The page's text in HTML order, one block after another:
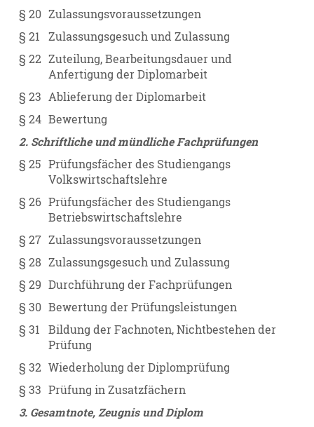
§ 20 Zulassungsvoraussetzungen
§ 21
Zulassungsgesuch und Zulassung
§ 22 Zuteilung, Bearbeitungsdauer und
Anfertigung der Diplomarbeit
§ 23 Ablieferung der Diplomarbeit
§ 24 Bewertung
2. Schriftliche und mündliche Fachprüfungen
§ 25 Prüfungsfächer des Studiengangs
Volkswirtschaftslehre
§ 26 Prüfungsfächer des Studiengangs
Betriebswirtschaftslehre
§ 27 Zulassungsvoraussetzungen
§ 28 Zulassungsgesuch und Zulassung
§ 29 Durchführung der Fachprüfungen
§ 30 Bewertung der Prüfungsleistungen
§ 31
Bildung der Fachnoten, Nichtbestehen der
Prüfung
§ 32 Wiederholung der Diplomprüfung
§ 33 Prüfung in Zusatzfächern
3. Gesamtnote, Zeugnis und Diplom